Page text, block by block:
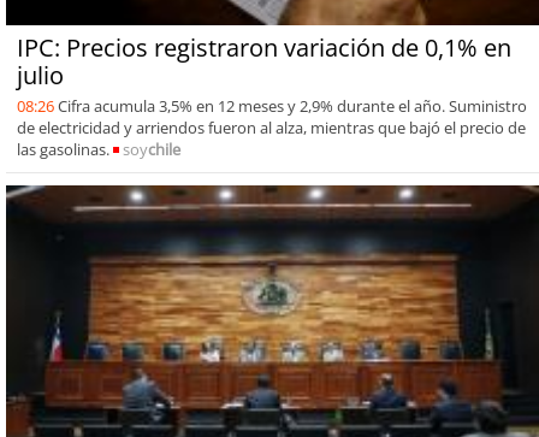
IPC: Precios registraron variación de 0,1% en
julio
08:26Cifra acumula 3,5% en 12 meses y 2,9% durante el año. Suministro
de electricidad y arriendos fueron al alza, mientras que bajó el precio de
las gasolinas.
soychile